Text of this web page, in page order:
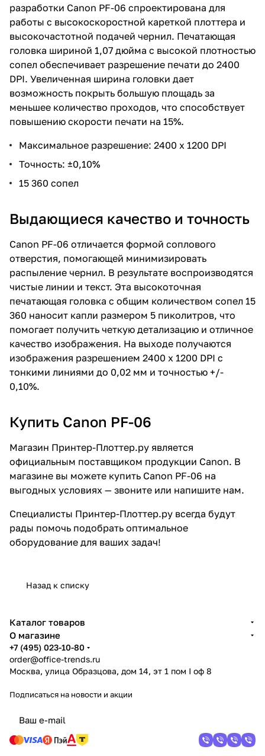
разработки Canon PF-06 спроектирована для
работы с высокоскоростной кареткой плоттера и
высокочастотной подачей чернил. Печатающая
головка шириной 1,07 дюйма с высокой плотностью
сопел обеспечивает разрешение печати до 2400
DPI. Увеличенная ширина головки дает
возможность покрыть большую площадь за
меньшее количество проходов, что способствует
повышению скорости печати на 15%.
Максимальное разрешение: 2400 х 1200 DPI
Точность: ±0,10%
15 360 сопел
Выдающиеся качество и точность
Canon PF-06 отличается формой соплового
отверстия, помогающей минимизировать
распыление чернил. В результате воспроизводятся
чистые линии и текст. Эта высокоточная
печатающая головка с общим количеством сопел 15
360 наносит капли размером 5 пиколитров, что
помогает получить четкую детализацию и отличное
качество изображения. На выходе получаются
изображения разрешением 2400 x 1200 DPI с
тонкими линиями до 0,02 мм и точностью +/-
0,10%.
Купить Canon PF-06
Магазин Принтер-Плоттер.ру является
официальным поставщиком продукции Canon. В
магазине вы можете купить Canon PF-06 на
выгодных условиях — звоните или напишите нам.
Специалисты Принтер-Плоттер.ру всегда будут
рады помочь подобрать оптимальное
оборудование для ваших задач!
Назад к списку
Каталог товаров
О магазине
+7 (495) 023-10-80
order@office-trends.ru
Москва, улица Образцова, дом 14, эт 1 пом I оф 8
Подписаться на новости и акции